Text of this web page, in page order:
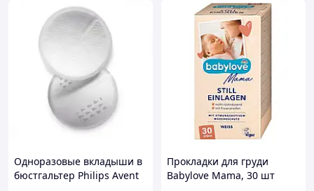
Одноразовые вкладыши в
бюстгальтер Philips Avent
Прокладки для груди
Babylove Mama, 30 шт